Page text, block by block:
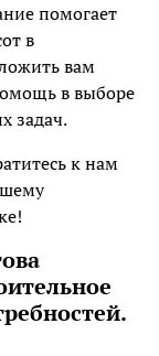
помогает
в
вам
в выборе
задач.
к нам